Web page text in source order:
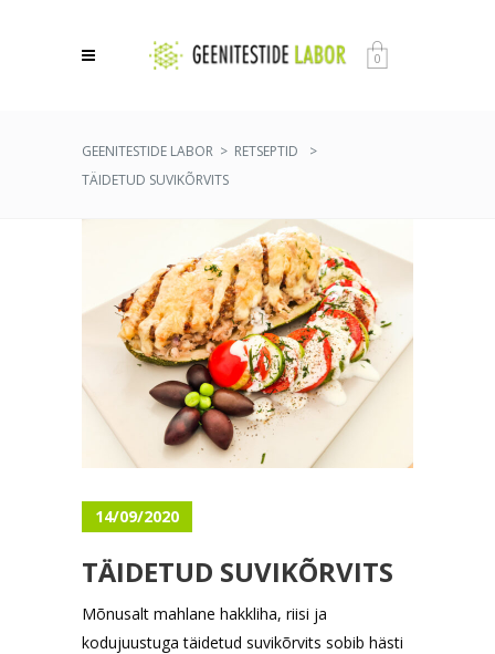
0
GEENITESTIDE LABOR > RETSEPTID
>
TÄIDETUD SUVIKÕRVITS
14/09/2020
TÄIDETUD SUVIKÕRVITS
Mõnusalt mahlane hakkliha, riisi ja
kodujuustuga täidetud suvikõrvits sobib hästi